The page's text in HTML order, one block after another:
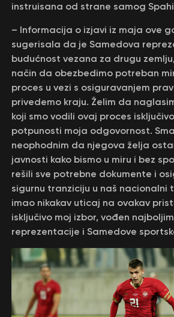
instruisana od strane samog
– Informacija o izjavi iz maja ove
sugerisala da je Samedova
budućnost vezana za drugu
način da obezbedimo potreban
proces u vezi s osiguravanjem
privedemo kraju. Želim da
koji smo vodili ovaj proces
potpunosti moja odgovornost.
neophodnim da njegova želja
javnosti kako bismo u miru i bez
rešili sve potrebne dokumente i
sigurnu tranziciju u naš nacionalni
imao nikakav uticaj na ovakav
isključivo moj izbor, vođen
reprezentacije i Samedove